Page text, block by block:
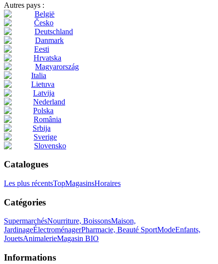
Autres pays :
België
Česko
Deutschland
Danmark
Eesti
Hrvatska
Magyarország
Italia
Lietuva
Latvija
Nederland
Polska
România
Srbija
Sverige
Slovensko
Catalogues
Les plus récentsTopMagasinsHoraires
Catégories
SupermarchésNourriture, BoissonsMaison,
JardinageÉlectroménagerPharmacie, Beauté SportModeEnfants,
JouetsAnimalerieMagasin BIO
Informations